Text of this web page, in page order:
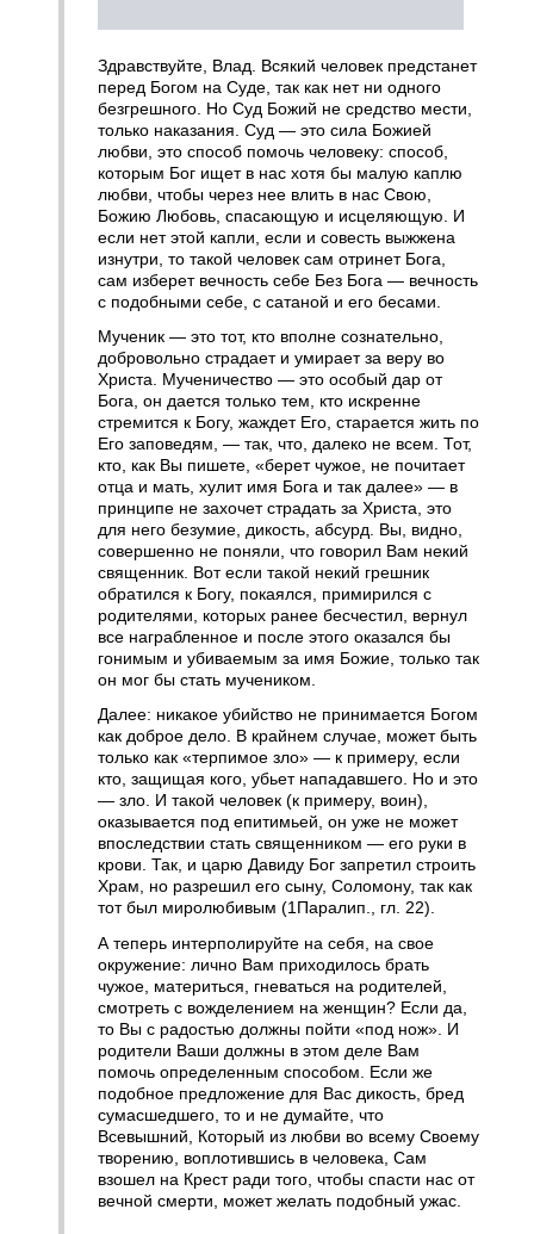
Здравствуйте, Влад. Всякий человек предстанет
перед Богом на Суде, так как нет ни одного
безгрешного. Но Суд Божий не средство мести,
только наказания. Суд — это сила Божией
любви, это способ помочь человеку: способ,
которым Бог ищет в нас хотя бы малую каплю
любви, чтобы через нее влить в нас Свою,
Божию Любовь, спасающую и исцеляющую. И
если нет этой капли, если и совесть выжжена
изнутри, то такой человек сам отринет Бога,
сам изберет вечность себе Без Бога — вечность
с подобными себе, с сатаной и его бесами.
Мученик — это тот, кто вполне сознательно,
добровольно страдает и умирает за веру во
Христа. Мученичество — это особый дар от
Бога, он дается только тем, кто искренне
стремится к Богу, жаждет Его, старается жить по
Его заповедям, — так, что, далеко не всем. Тот,
кто, как Вы пишете, «берет чужое, не почитает
отца и мать, хулит имя Бога и так далее» — в
принципе не захочет страдать за Христа, это
для него безумие, дикость, абсурд. Вы, видно,
совершенно не поняли, что говорил Вам некий
священник. Вот если такой некий грешник
обратился к Богу, покаялся, примирился с
родителями, которых ранее бесчестил, вернул
все награбленное и после этого оказался бы
гонимым и убиваемым за имя Божие, только так
он мог бы стать мучеником.
Далее: никакое убийство не принимается Богом
как доброе дело. В крайнем случае, может быть
только как «терпимое зло» — к примеру, если
кто, защищая кого, убьет нападавшего. Но и это
— зло. И такой человек (к примеру, воин),
оказывается под епитимьей, он уже не может
впоследствии стать священником — его руки в
крови. Так, и царю Давиду Бог запретил строить
Храм, но разрешил его сыну, Соломону, так как
тот был миролюбивым (1Паралип., гл. 22).
А теперь интерполируйте на себя, на свое
окружение: лично Вам приходилось брать
чужое, материться, гневаться на родителей,
смотреть с вожделением на женщин? Если да,
то Вы с радостью должны пойти «под нож». И
родители Ваши должны в этом деле Вам
помочь определенным способом. Если же
подобное предложение для Вас дикость, бред
сумасшедшего, то и не думайте, что
Всевышний, Который из любви во всему Своему
творению, воплотившись в человека, Сам
взошел на Крест ради того, чтобы спасти нас от
вечной смерти, может желать подобный ужас.